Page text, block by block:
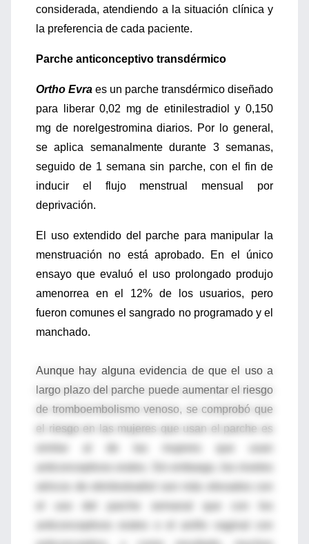
considerada, atendiendo a la situación clínica y
la preferencia de cada paciente.
Parche anticonceptivo transdérmico
Ortho Evra es un parche transdérmico diseñado
para liberar 0,02 mg de etinilestradiol y 0,150
mg de norelgestromina diarios. Por lo general,
se aplica semanalmente durante 3 semanas,
seguido de 1 semana sin parche, con el fin de
inducir el flujo menstrual mensual por
deprivación.
El uso extendido del parche para manipular la
menstruación no está aprobado. En el único
ensayo que evaluó el uso prolongado produjo
amenorrea en el 12% de los usuarios, pero
fueron comunes el sangrado no programado y el
manchado.
Aunque hay alguna evidencia de que el uso a
largo plazo del parche puede aumentar el riesgo
de tromboembolismo venoso, se comprobó que
el riesgo en las mujeres que usan el parche es
anticonceptivos orales. Sin embargo, los niveles
anticonceptivos orales o el anillo vaginal con